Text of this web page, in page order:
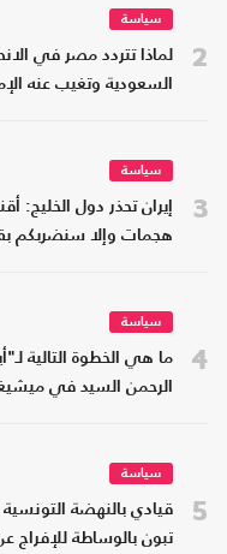
2
سياسة
لماذا تتردد مصر في
السعودية وتغيب عنه
3
سياسة
إيران تحذر دول الخليج:
هجمات وإلا سنضربكم
4
سياسة
ما هي الخطوة التالية
الرحمن السيد في
5
سياسة
تبون بالوساطة للإفراج